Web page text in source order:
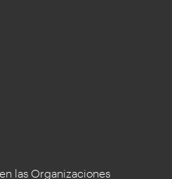
las Organizaciones